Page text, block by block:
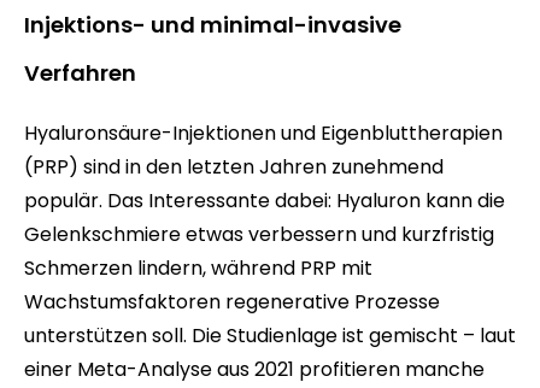
Injektions- und minimal-invasive
Verfahren
Hyaluronsäure-Injektionen und Eigenbluttherapien
(PRP) sind in den letzten Jahren zunehmend
populär. Das Interessante dabei: Hyaluron kann die
Gelenkschmiere etwas verbessern und kurzfristig
Schmerzen lindern, während PRP mit
Wachstumsfaktoren regenerative Prozesse
unterstützen soll. Die Studienlage ist gemischt – laut
einer Meta-Analyse aus 2021 profitieren manche